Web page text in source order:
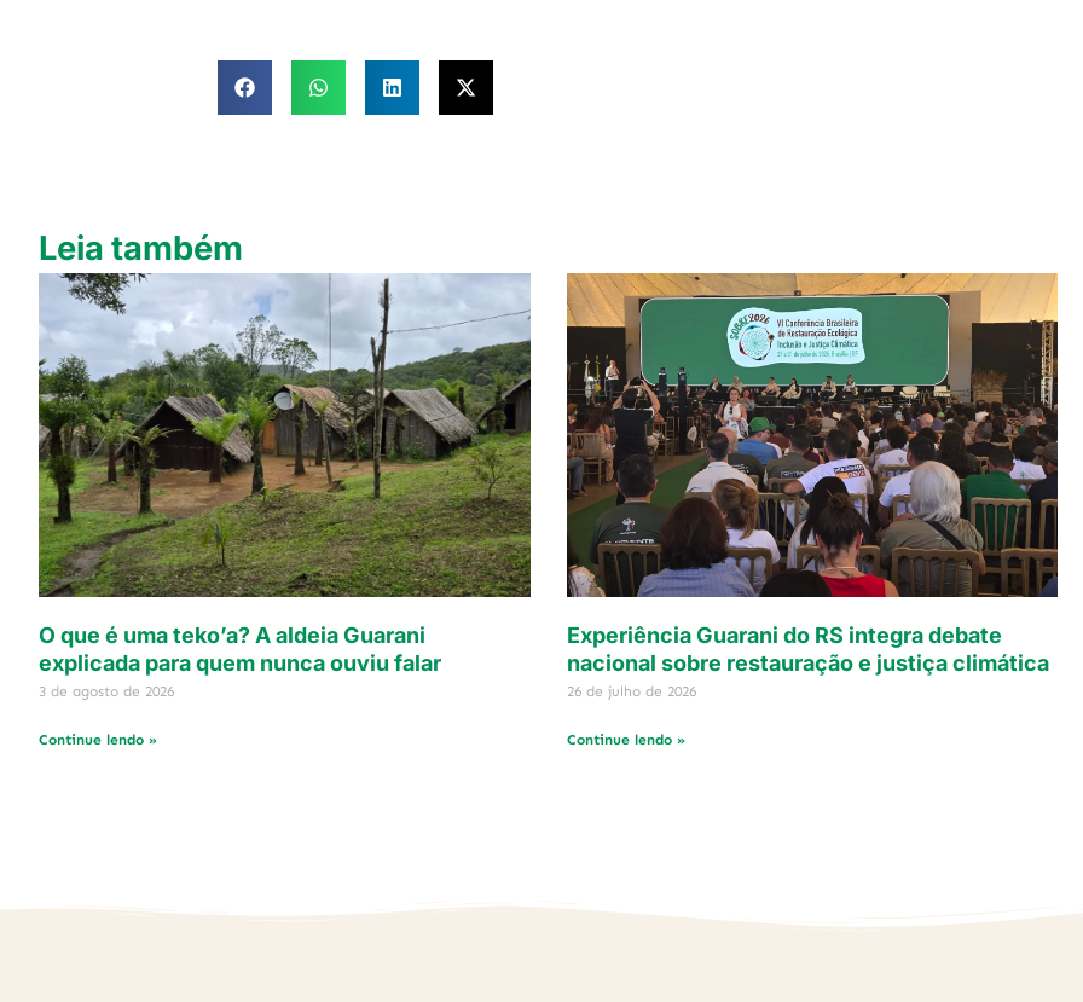
Leia também
O que é uma teko’a? A aldeia Guarani
explicada para quem nunca ouviu falar
3 de agosto de 2026
Continue lendo »
Experiência Guarani do RS integra debate
nacional sobre restauração e justiça climática
26 de julho de 2026
Continue lendo »